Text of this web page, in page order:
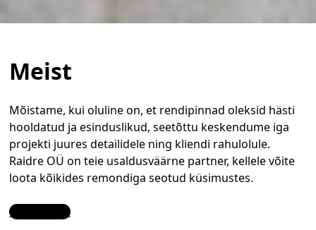
Meist
Mõistame, kui oluline on, et rendipinnad oleksid hästi
hooldatud ja esinduslikud, seetõttu keskendume iga
projekti juures detailidele ning kliendi rahulolule.
Raidre OÜ on teie usaldusväärne partner, kellele võite
loota kõikides remondiga seotud küsimustes.
Contact Us